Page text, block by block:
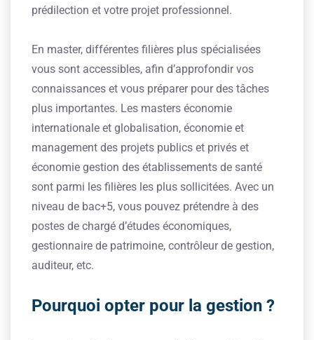
prédilection et votre projet professionnel.
En master, différentes filières plus spécialisées
vous sont accessibles, afin d’approfondir vos
connaissances et vous préparer pour des tâches
plus importantes. Les masters économie
internationale et globalisation, économie et
management des projets publics et privés et
économie gestion des établissements de santé
sont parmi les filières les plus sollicitées. Avec un
niveau de bac+5, vous pouvez prétendre à des
postes de chargé d’études économiques,
gestionnaire de patrimoine, contrôleur de gestion,
auditeur, etc.
Pourquoi opter pour la gestion ?